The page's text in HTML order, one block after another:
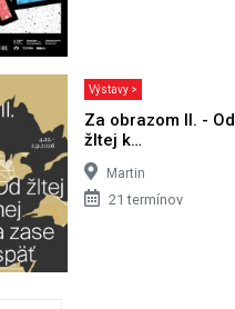
Výstavy >
Za obrazom II. - Od
žltej k…
Martin
21 termínov